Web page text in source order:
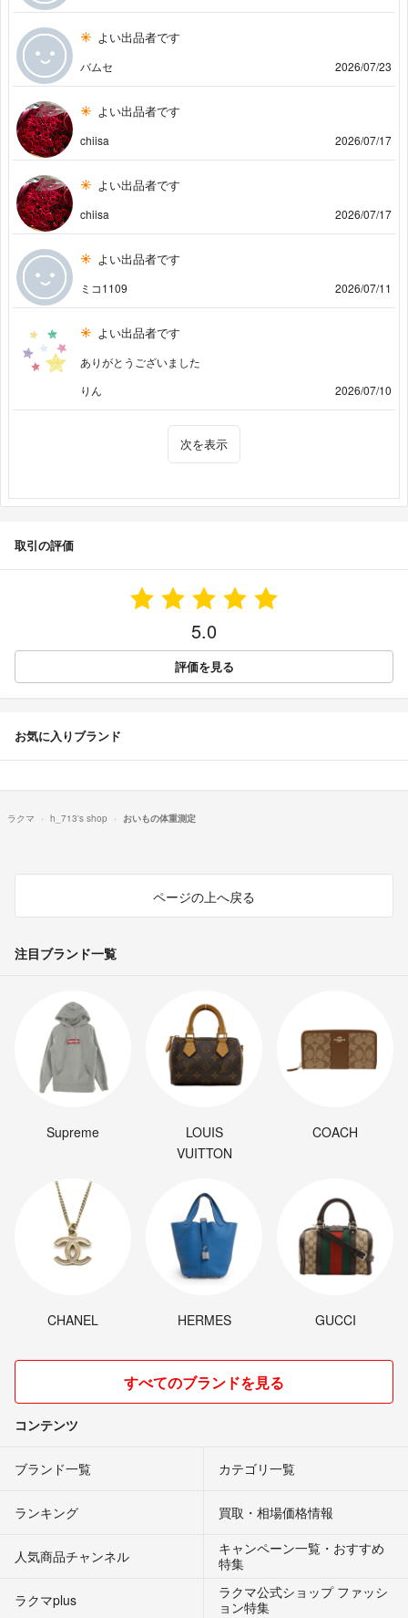
よい出品者です
バムセ 2026/07/23
よい出品者です
chiisa 2026/07/17
よい出品者です
chiisa 2026/07/17
よい出品者です
ミコ1109 2026/07/11
よい出品者です
ありがとうございました
りん
2026/07/10
次を表示
取引の評価
5.0
評価を見る
お気に入りブランド
ラクマ h_713's shop おいもの体重測定
ページの上へ戻る
注目ブランド一覧
Supreme
LOUIS
VUITTON
COACH
CHANEL HERMES GUCCI
すべてのブランドを見る
コンテンツ
ブランド一覧 カテゴリ一覧
ランキング 買取・相場価格情報
人気商品チャンネル
キャンペーン一覧・おすすめ
特集
ラクマplus
ラクマ公式ショップ ファッシ
ョン特集